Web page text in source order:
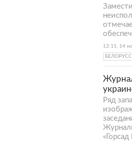
12:11, 14
Ряд
«Горсад